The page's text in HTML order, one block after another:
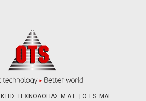
ΤΕΧΝΟΛΟΓΙΑΣ Μ.Α.Ε. | O.T.S. ΜΑΕ